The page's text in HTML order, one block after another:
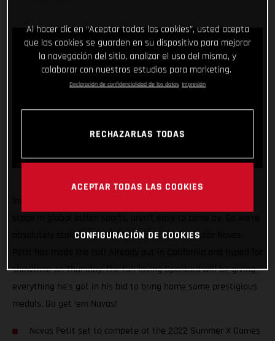
absolutely stoked that GASGAS brand ambassador Navas
showtime on Thursday, the fun-loving Spaniard will be giving
everything he’s got in his bid to bring home some prestigious
medals. Go get ‘em Navas!
Navas Petit set to compete at the 2022 Summer X Games
Al hacer clic en “Aceptar todas las cookies”, usted acepta
que las cookies se guarden en su dispositivo para mejorar
la navegación del sitio, analizar el uso del mismo, y
colaborar con nuestros estudios para marketing.
Declaración de confidencialidad de los datos Impresión
RECHAZARLAS TODAS
ACEPTAR TODAS LAS COOKIES
CONFIGURACIÓN DE COOKIES